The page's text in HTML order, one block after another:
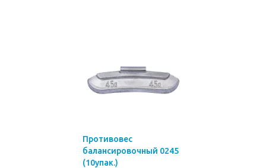
Противовес
балансировочный 0245
(10упак.)